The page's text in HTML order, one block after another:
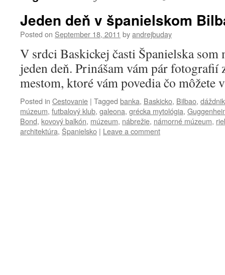
Jeden deň v španielskom
Posted on September 18, 2011 byandrejbuday
V srdci Baskickej časti Španielska som
jeden deň. Prinášam vám pár
mestom, ktoré vám povedia čo môžete
Posted in Cestovanie | Tagged banka, Baskicko, Bilbao, dáždnik
múzeum, futbalový klub, galeona, grécka mytológia,
Bond, kovový balkón, múzeum, nábrežie, námorné múzeum,
architektúra, Španielsko | Leave a comment